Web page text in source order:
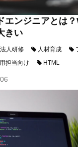
エンジニアとは
きい
法人研修 人材育成
担当向け HTML